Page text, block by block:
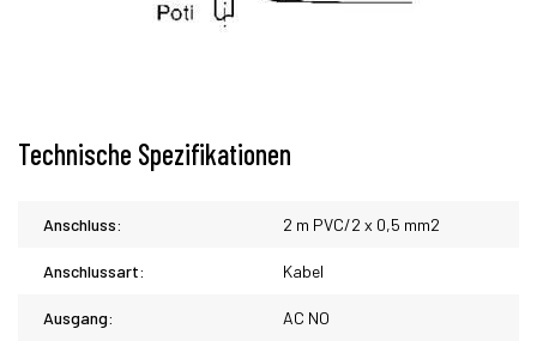
Technische Spezifikationen
Anschluss: 2 m PVC/2 x 0,5 mm2
Anschlussart: Kabel
Ausgang: AC NO